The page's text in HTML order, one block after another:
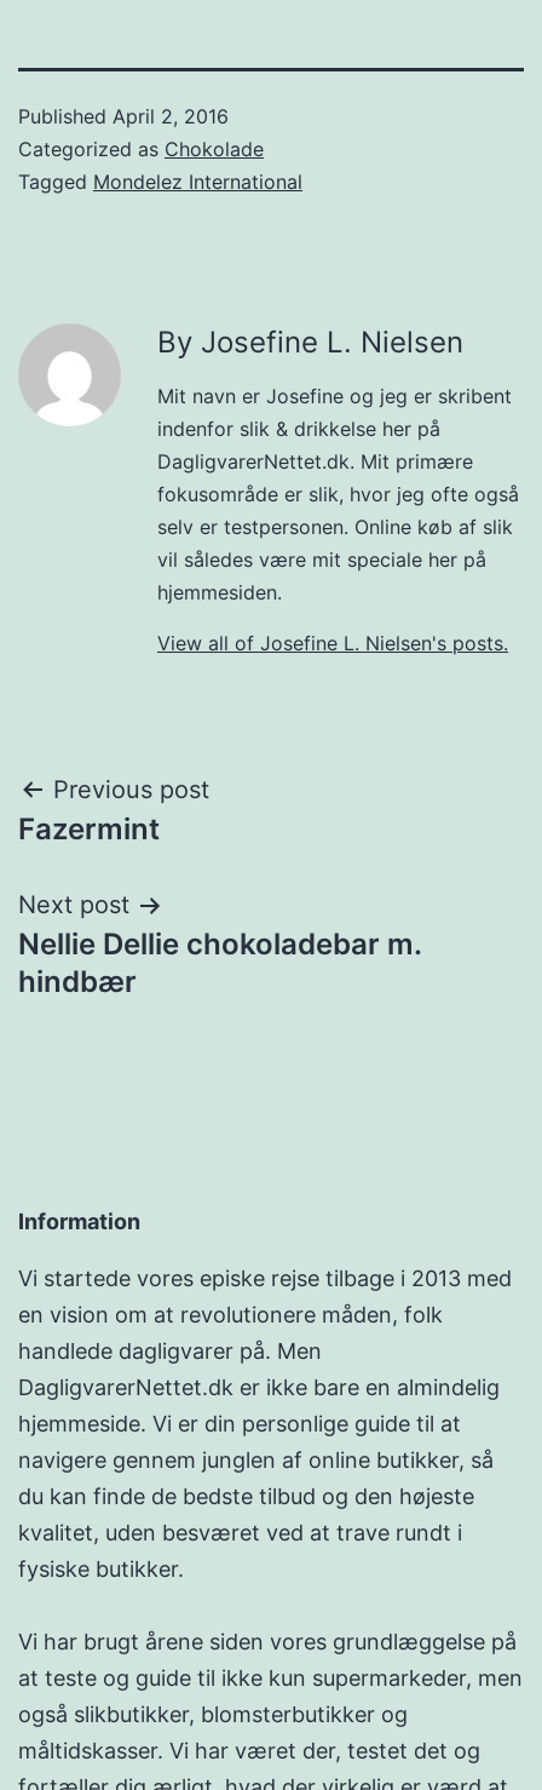
Published April 2, 2016
Categorized as Chokolade
Tagged Mondelez International
By Josefine L. Nielsen
Mit navn er Josefine og jeg er skribent
indenfor slik & drikkelse her på
DagligvarerNettet.dk. Mit primære
fokusområde er slik, hvor jeg ofte også
selv er testpersonen. Online køb af slik
vil således være mit speciale her på
hjemmesiden.
View all of Josefine L. Nielsen's posts.
Post
navigation
Previous post
Fazermint
Next post
Nellie Dellie chokoladebar m.
hindbær
Information
Vi startede vores episke rejse tilbage i 2013 med
en vision om at revolutionere måden, folk
handlede dagligvarer på. Men
DagligvarerNettet.dk er ikke bare en almindelig
hjemmeside. Vi er din personlige guide til at
navigere gennem junglen af online butikker, så
du kan finde de bedste tilbud og den højeste
kvalitet, uden besværet ved at trave rundt i
fysiske butikker.
Vi har brugt årene siden vores grundlæggelse på
at teste og guide til ikke kun supermarkeder, men
også slikbutikker, blomsterbutikker og
måltidskasser. Vi har været der, testet det og